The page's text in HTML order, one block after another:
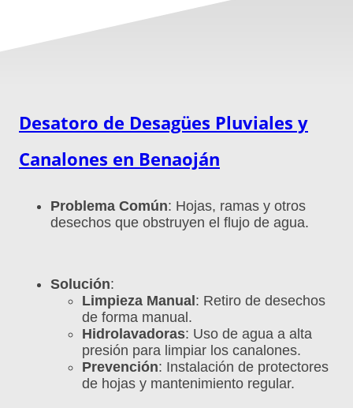
Desatoro de Desagües Pluviales y
Canalones en Benaoján
Problema Común: Hojas, ramas y otros
desechos que obstruyen el flujo de agua.
Solución:
Limpieza Manual : Retiro de desechos
de forma manual.
Hidrolavadoras: Uso de agua a alta
presión para limpiar los canalones.
Prevención: Instalación de protectores
de hojas y mantenimiento regular.